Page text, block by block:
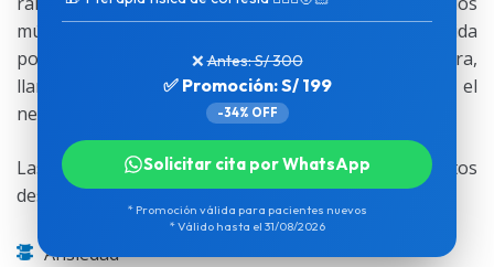
músculos del cuello. Esta irritación puede ser producida
por la posición incorrecta de una vértebra,
llamada
subluxación vertebral, la cual oprime el
nervio hasta llegar a irritarlo.
Las causas más comunes para que se produzcan estos
desplazamientos vertebrales pueden ser:
Ansiedad
❌Antes: S/ 300
✅ Promoción: S/ 199
-34% OFF
Solicitar cita por WhatsApp
* Promoción válida para pacientes nuevos
* Válido hasta el 31/08/2026